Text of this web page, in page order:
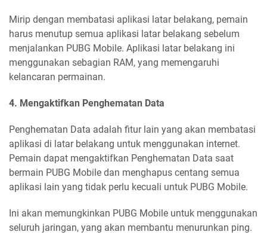
Mirip dengan membatasi aplikasi latar belakang, pemain
harus menutup semua aplikasi latar belakang sebelum
menjalankan PUBG Mobile. Aplikasi latar belakang ini
menggunakan sebagian RAM, yang memengaruhi
kelancaran permainan.
4. Mengaktifkan Penghematan Data
Penghematan Data adalah fitur lain yang akan membatasi
aplikasi di latar belakang untuk menggunakan internet.
Pemain dapat mengaktifkan Penghematan Data saat
bermain PUBG Mobile dan menghapus centang semua
aplikasi lain yang tidak perlu kecuali untuk PUBG Mobile.
Ini akan memungkinkan PUBG Mobile untuk menggunakan
seluruh jaringan, yang akan membantu menurunkan ping.